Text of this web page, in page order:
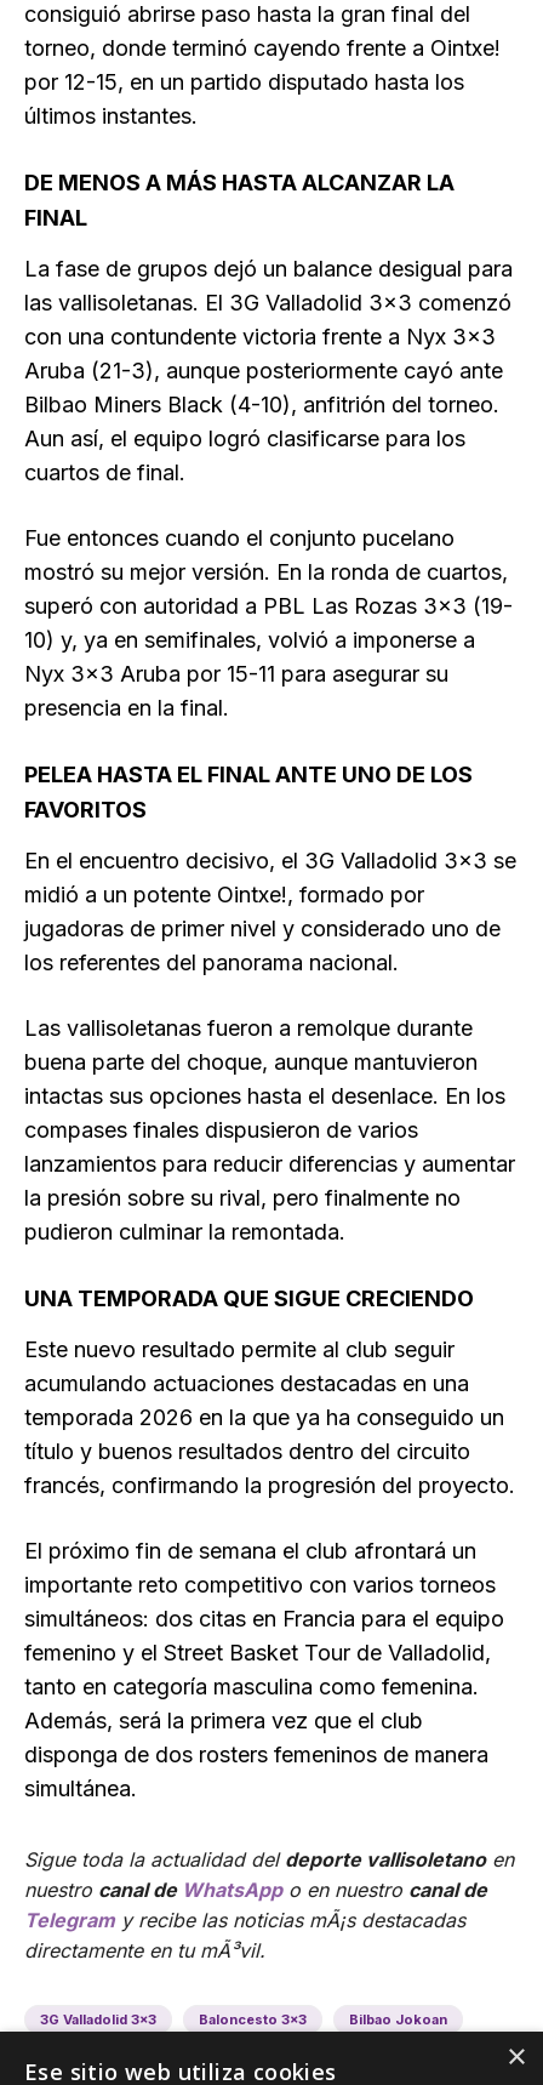
consiguió abrirse paso hasta la gran final del
torneo, donde terminó cayendo frente a Ointxe!
por 12-15, en un partido disputado hasta los
últimos instantes.
DE MENOS A MÁS HASTA ALCANZAR LA
FINAL
La fase de grupos dejó un balance desigual para
las vallisoletanas. El 3G Valladolid 3×3 comenzó
con una contundente victoria frente a Nyx 3×3
Aruba (21-3), aunque posteriormente cayó ante
Bilbao Miners Black (4-10), anfitrión del torneo.
Aun así, el equipo logró clasificarse para los
cuartos de final.
Fue entonces cuando el conjunto pucelano
mostró su mejor versión. En la ronda de cuartos,
superó con autoridad a PBL Las Rozas 3×3 (19-
10) y, ya en semifinales, volvió a imponerse a
Nyx 3×3 Aruba por 15-11 para asegurar su
presencia en la final.
PELEA HASTA EL FINAL ANTE UNO DE LOS
FAVORITOS
En el encuentro decisivo, el 3G Valladolid 3×3 se
midió a un potente Ointxe!, formado por
jugadoras de primer nivel y considerado uno de
los referentes del panorama nacional.
Las vallisoletanas fueron a remolque durante
buena parte del choque, aunque mantuvieron
intactas sus opciones hasta el desenlace. En los
compases finales dispusieron de varios
lanzamientos para reducir diferencias y aumentar
la presión sobre su rival, pero finalmente no
pudieron culminar la remontada.
UNA TEMPORADA QUE SIGUE CRECIENDO
Este nuevo resultado permite al club seguir
acumulando actuaciones destacadas en una
temporada 2026 en la que ya ha conseguido un
título y buenos resultados dentro del circuito
francés, confirmando la progresión del proyecto.
El próximo fin de semana el club afrontará un
importante reto competitivo con varios torneos
simultáneos: dos citas en Francia para el equipo
femenino y el Street Basket Tour de Valladolid,
tanto en categoría masculina como femenina.
Además, será la primera vez que el club
disponga de dos rosters femeninos de manera
simultánea.
Sigue toda la actualidad del deporte vallisoletanoen
nuestro canal de WhatsAppo en nuestro canal de
Telegramy recibe las noticias mÃ¡s destacadas
directamente en tu mÃ³vil.
3G Valladolid 3x3 Baloncesto 3x3 Bilbao Jokoan
×
Ese sitio web utiliza cookies